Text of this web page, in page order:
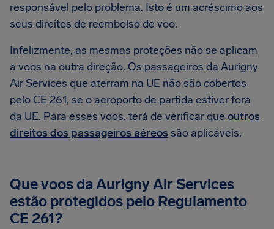
responsável pelo problema. Isto é um acréscimo aos
seus direitos de reembolso de voo.
Infelizmente, as mesmas proteções não se aplicam
a voos na outra direção. Os passageiros da Aurigny
Air Services que aterram na UE não são cobertos
pelo CE 261, se o aeroporto de partida estiver fora
da UE. Para esses voos, terá de verificar que outros
direitos dos passageiros aéreossão aplicáveis.
Que voos da Aurigny Air Services
estão protegidos pelo Regulamento
CE 261?